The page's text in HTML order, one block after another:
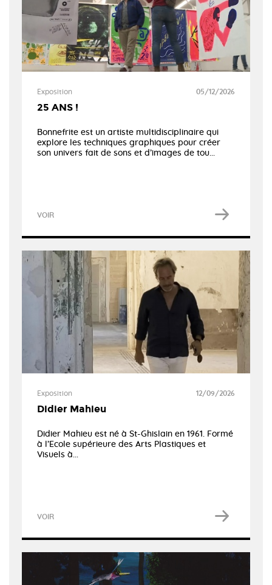
Exposition 05/12/2026
25 ANS !
Bonnefrite est un artiste multidisciplinaire qui
explore les techniques graphiques pour créer
son univers fait de sons et d’images de tou...
VOIR
Exposition 12/09/2026
Didier Mahieu
Didier Mahieu est né à St-Ghislain en 1961. Formé
à l’Ecole supérieure des Arts Plastiques et
Visuels à...
VOIR